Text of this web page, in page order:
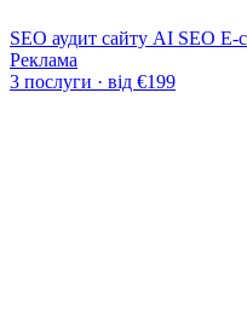
SEO аудит сайту AI SEO E-
Реклама
3 послуги · від €199